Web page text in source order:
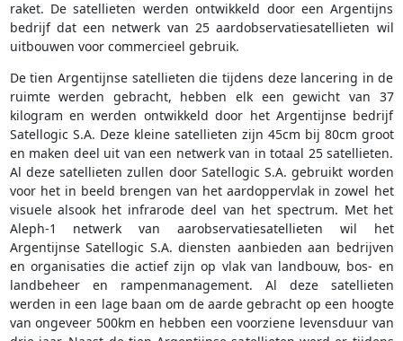
raket. De satellieten werden ontwikkeld door een Argentijns
bedrijf dat een netwerk van 25 aardobservatiesatellieten wil
uitbouwen voor commercieel gebruik.
De tien Argentijnse satellieten die tijdens deze lancering in de
ruimte werden gebracht, hebben elk een gewicht van 37
kilogram en werden ontwikkeld door het Argentijnse bedrijf
Satellogic S.A. Deze kleine satellieten zijn 45cm bij 80cm groot
en maken deel uit van een netwerk van in totaal 25 satellieten.
Al deze satellieten zullen door Satellogic S.A. gebruikt worden
voor het in beeld brengen van het aardoppervlak in zowel het
visuele alsook het infrarode deel van het spectrum. Met het
Aleph-1 netwerk van aarobservatiesatellieten wil het
Argentijnse Satellogic S.A. diensten aanbieden aan bedrijven
en organisaties die actief zijn op vlak van landbouw, bos- en
landbeheer en rampenmanagement. Al deze satellieten
werden in een lage baan om de aarde gebracht op een hoogte
van ongeveer 500km en hebben een voorziene levensduur van